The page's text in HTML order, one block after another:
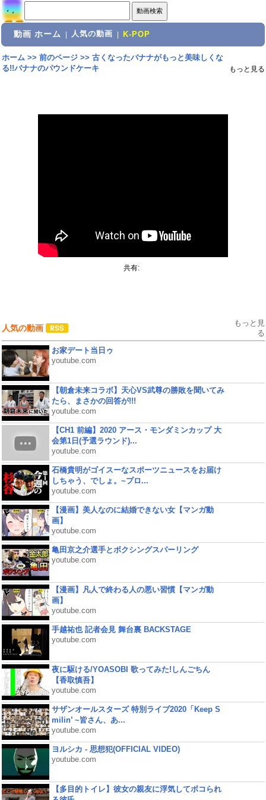
動画 ホーム 人気の動画 K-POP
ホーム>> 前のページ>> 古くなったバナナがもっと美味しくな
る!!バナナのパウンドケーキ
もっと見る
共有:
人気の動画
もっと見
る
お家デート当日ゥ
youtube.com
【朝倉未来コラボ】天心VS武尊の勝敗を聞いてみ
たら、まさかの回答が!!!
youtube.com
【CH1 前編】2020 アース・モンダミンカップ 大
会第1日(予選ラウンド)...
youtube.com
石橋貴明がゴイスーなスポーツニュースをお届け
しちゃう、でしょ。~プロ...
youtube.com
【漫画】美人なのに結婚できない女【マンガ動
画】
youtube.com
亀田京之介選手とボクシングスパーリング
youtube.com
【漫画】凡人で終わる人の悪い習慣【マンガ動
画】
youtube.com
手越祐也 記者会見 舞台裏 BACKSTAGE
youtube.com
夜に駆ける/YOASOBI 歌ってみた!しんごちん
【香取慎吾】
youtube.com
サザンオールスターズ 特別ライブ2020「Keep S
milin’ ~皆さん、あ...
youtube.com
ヨルシカ - 思想犯(OFFICIAL VIDEO)
youtube.com
【多目的トイレ】彼女の親友に浮気してボコられ